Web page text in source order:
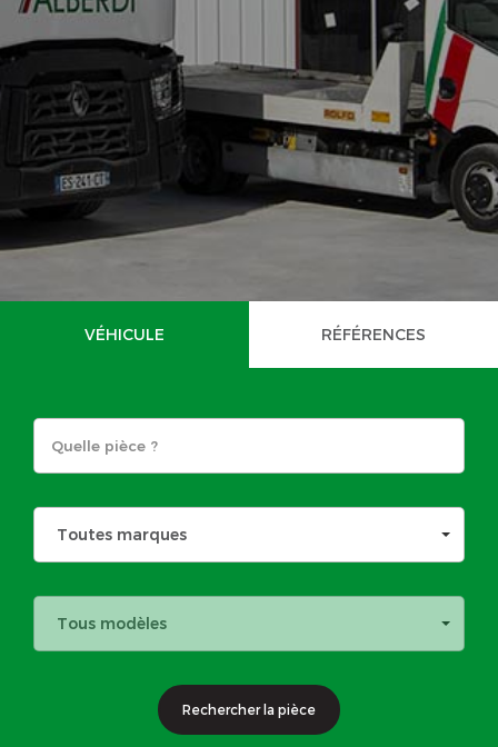
VÉHICULE RÉFÉRENCES
Toutes marques
Tous modèles
Rechercher la pièce